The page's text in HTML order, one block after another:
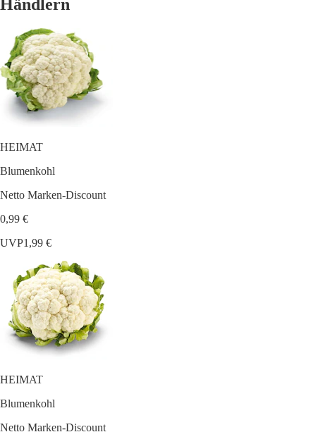
Händlern
HEIMAT
Blumenkohl
Netto Marken-Discount
0,99 €
UVP1,99 €
HEIMAT
Blumenkohl
Netto Marken-Discount